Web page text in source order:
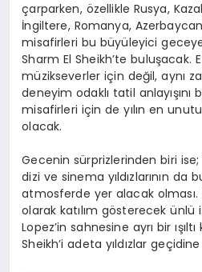
çarparken, özellikle Rusya,
İngiltere, Romanya,
misafirleri bu büyüleyici
Sharm El Sheikh’te buluşacak.
müzikseverler için değil, aynı
deneyim odaklı tatil anlayışını
misafirleri için de yılın en
olacak.
Gecenin sürprizlerinden biri
dizi ve sinema yıldızlarının da
atmosferde yer alacak olması.
olarak katılım gösterecek ünlü
Lopez’in sahnesine ayrı bir
Sheikh’i adeta yıldızlar